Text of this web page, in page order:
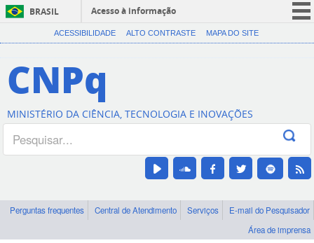
BRASIL
Acesso à informação
CORONAVÍRUS (COVID-19)
Canais
ACESSIBILIDADE ALTO CONTRASTE MAPA DO SITE
CNPq
MINISTÉRIO DA CIÊNCIA, TECNOLOGIA E INOVAÇÕES
Perguntas frequentes Central de Atendimento Serviços
E-mail do Pesquisador
Área de imprensa